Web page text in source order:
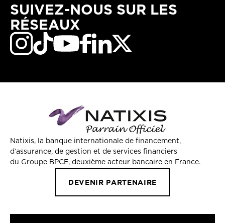
SUIVEZ-NOUS SUR LES
RÉSEAUX
Natixis, la banque internationale de financement,
d’assurance, de gestion et de services financiers
du Groupe BPCE, deuxième acteur bancaire en France.
DEVENIR PARTENAIRE